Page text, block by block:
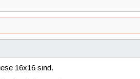
16x16 sind.